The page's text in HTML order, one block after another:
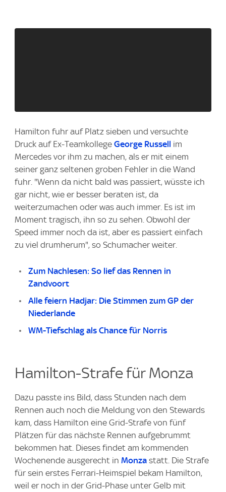
Hamilton fuhr auf Platz sieben und versuchte
Druck auf Ex-Teamkollege George Russell im
Mercedes vor ihm zu machen, als er mit einem
seiner ganz seltenen groben Fehler in die Wand
fuhr. "Wenn da nicht bald was passiert, wüsste ich
gar nicht, wie er besser beraten ist, da
weiterzumachen oder was auch immer. Es ist im
Moment tragisch, ihn so zu sehen. Obwohl der
Speed immer noch da ist, aber es passiert einfach
zu viel drumherum", so Schumacher weiter.
Zum Nachlesen: So lief das Rennen in
Zandvoort
Alle feiern Hadjar: Die Stimmen zum GP der
Niederlande
WM-Tiefschlag als Chance für Norris
Hamilton-Strafe für Monza
Dazu passte ins Bild, dass Stunden nach dem
Rennen auch noch die Meldung von den Stewards
kam, dass Hamilton eine Grid-Strafe von fünf
Plätzen für das nächste Rennen aufgebrummt
bekommen hat. Dieses findet am kommenden
Wochenende ausgerecht in Monza statt. Die Strafe
für sein erstes Ferrari-Heimspiel bekam Hamilton,
weil er noch in der Grid-Phase unter Gelb mit